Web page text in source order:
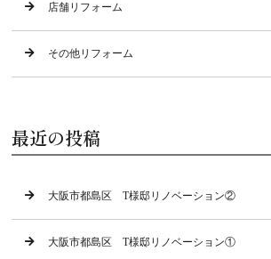
店舗リフォーム
その他リフォーム
最近の投稿
大阪市都島区 T様邸リノベーション②
大阪市都島区 T様邸リノベーション①